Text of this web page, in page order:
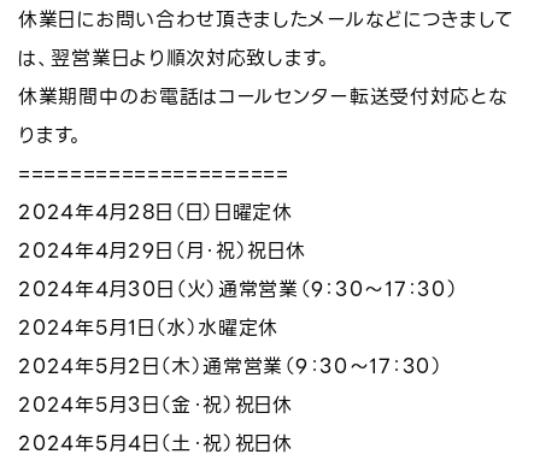
休業日にお問い合わせ頂きましたメールなどにつきまして
は、翌営業日より順次対応致します。
休業期間中のお電話はコールセンター転送受付対応とな
ります。
=====================
2024年4月28日（日）日曜定休
2024年4月29日（月・祝）祝日休
2024年4月30日（火）通常営業（9：30～17：30）
2024年5月1日（水）水曜定休
2024年5月2日（木）通常営業（9：30～17：30）
2024年5月3日（金・祝）祝日休
2024年5月4日（土・祝）祝日休